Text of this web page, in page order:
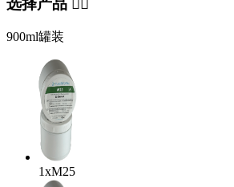
900ml罐装
1xM25